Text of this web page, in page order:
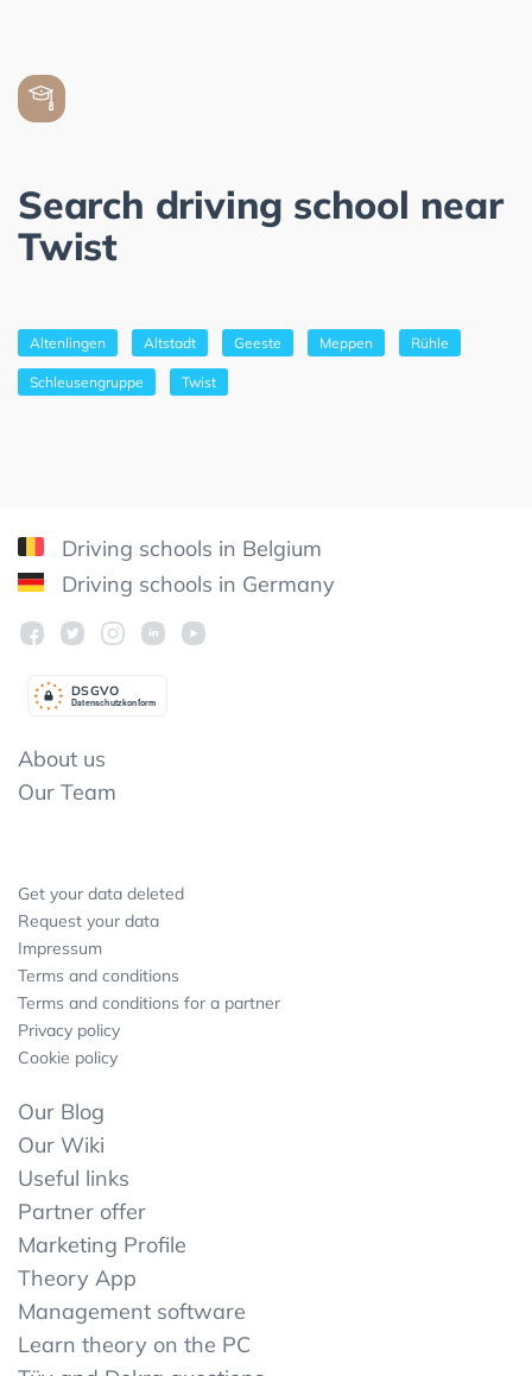
Search driving school near
Twist
Altenlingen Altstadt Geeste Meppen Rühle
Schleusengruppe Twist
Driving schools in Belgium
Driving schools in Germany
Datenschutzkonform
DSGVO
About us
Our Team
Get your data deleted
Request your data
Impressum
Terms and conditions
Terms and conditions for a partner
Privacy policy
Cookie policy
Our Blog
Our Wiki
Useful links
Partner offer
Marketing Profile
Theory App
Management software
Learn theory on the PC